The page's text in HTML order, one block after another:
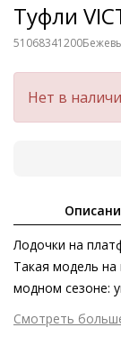
Туфли
51068341200
Нет в
Лодочки на
Такая модель
модном сезоне:
с ремешками
Блестящая
Смотреть